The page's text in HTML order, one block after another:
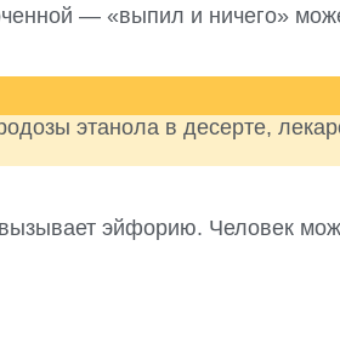
— «выпил и ничего»
этанола в десерте,
эйфорию. Человек